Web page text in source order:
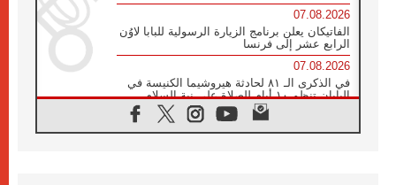
07.08.2026
الفاتيكان يعلن برنامج الزيارة الرسولية للبابا لاوُن
الرابع عشر إلى فرنسا
07.08.2026
في الذكرى الـ ٨١ لحادثة هيروشيما الكنيسة في
اليابان تنظم ١٠ أيام للصلاة على نية السلام
الكنيسة في الأوروغواي: زيارة البابا ستعزز